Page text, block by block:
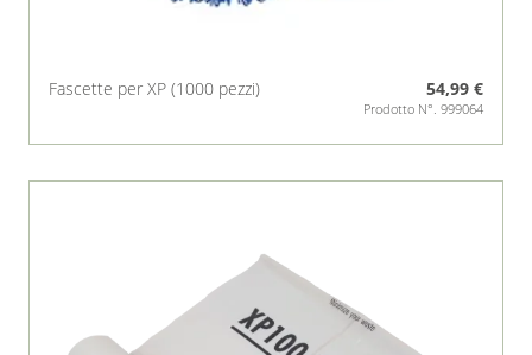
Fascette per XP (1000 pezzi) 54,99 €
Prodotto N°. 999064